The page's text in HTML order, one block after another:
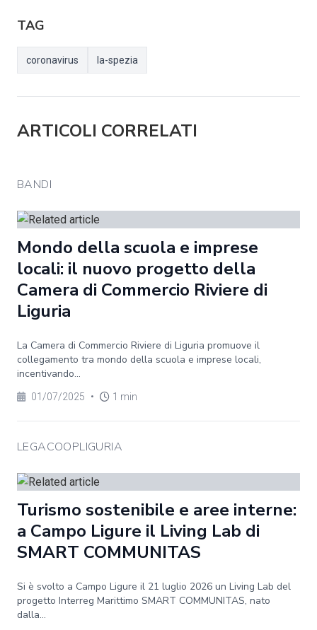
TAG
coronavirus la-spezia
ARTICOLI CORRELATI
BANDI
Mondo della scuola e imprese
locali: il nuovo progetto della
Camera di Commercio Riviere di
Liguria
La Camera di Commercio Riviere di Liguria promuove il
collegamento tra mondo della scuola e imprese locali,
incentivando...
01/07/2025 • 1 min
LEGACOOPLIGURIA
Turismo sostenibile e aree interne:
a Campo Ligure il Living Lab di
SMART COMMUNITAS
Si è svolto a Campo Ligure il 21 luglio 2026 un Living Lab del
progetto Interreg Marittimo SMART COMMUNITAS, nato
dalla...